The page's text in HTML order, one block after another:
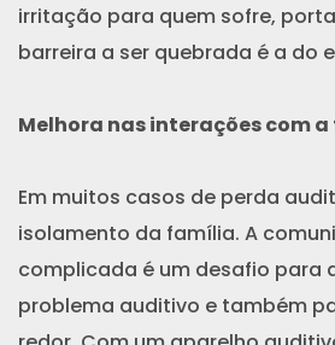
irritação para quem sofre,
barreira a ser quebrada é a do
Melhora nas interações com
Em muitos casos de perda
isolamento da família. A
complicada é um desafio para
problema auditivo e também